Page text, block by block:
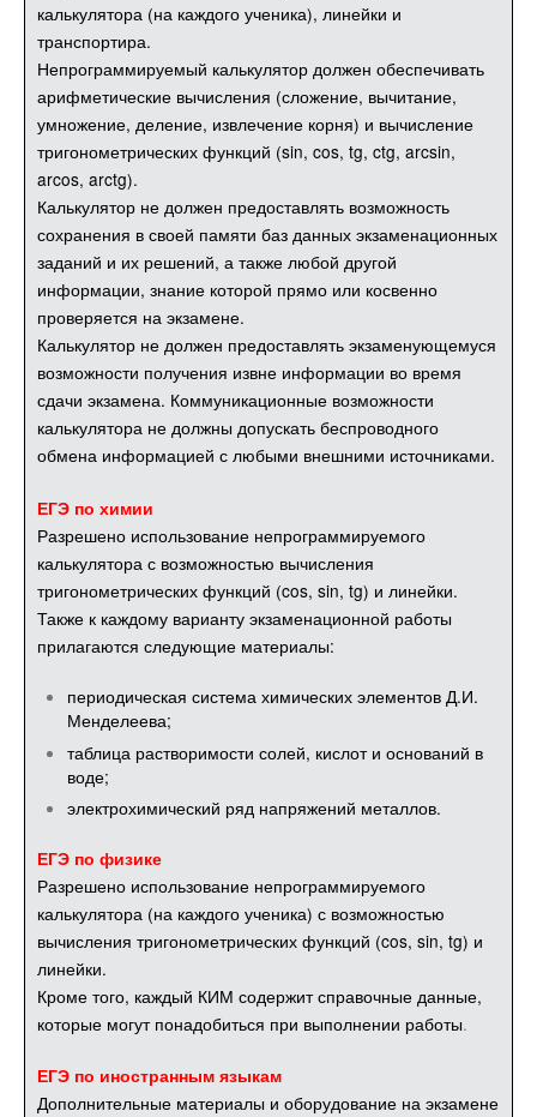
калькулятора (на каждого ученика), линейки и
транспортира.
Непрограммируемый калькулятор должен обеспечивать
арифметические вычисления (сложение, вычитание,
умножение, деление, извлечение корня) и вычисление
тригонометрических функций (sin, cos, tg, ctg, arcsin,
arcos, arctg).
Калькулятор не должен предоставлять возможность
сохранения в своей памяти баз данных экзаменационных
заданий и их решений, а также любой другой
информации, знание которой прямо или косвенно
проверяется на экзамене.
Калькулятор не должен предоставлять экзаменующемуся
возможности получения извне информации во время
сдачи экзамена. Коммуникационные возможности
калькулятора не должны допускать беспроводного
обмена информацией с любыми внешними источниками.
ЕГЭ по химии
Разрешено использование непрограммируемого
калькулятора с возможностью вычисления
тригонометрических функций (cos, sin, tg) и линейки.
Также к каждому варианту экзаменационной работы
прилагаются следующие материалы:
периодическая система химических элементов Д.И.
Менделеева;
таблица растворимости солей, кислот и оснований в
воде;
электрохимический ряд напряжений металлов.
ЕГЭ по физике
Разрешено использование непрограммируемого
калькулятора (на каждого ученика) с возможностью
вычисления тригонометрических функций (cos, sin, tg) и
линейки.
Кроме того, каждый КИМ содержит справочные данные,
которые могут понадобиться при выполнении работы.
ЕГЭ по иностранным языкам
Дополнительные материалы и оборудование на экзамене